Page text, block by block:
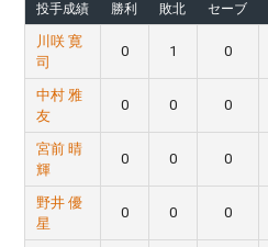
投手成績 勝利 敗北 セーブ
川咲 寛
司
0 1 0
中村 雅
友
0 0 0
宮前 晴
輝
0 0 0
野井 優
星
0 0 0